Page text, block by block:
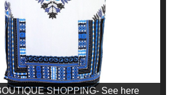
SHOPPING- See here